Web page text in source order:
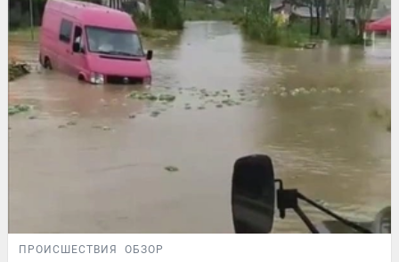
ПРОИСШЕСТВИЯ ОБЗОР